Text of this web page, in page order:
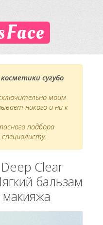
сугубо
моим
никого и ни к
подбора
Clear
бальзам